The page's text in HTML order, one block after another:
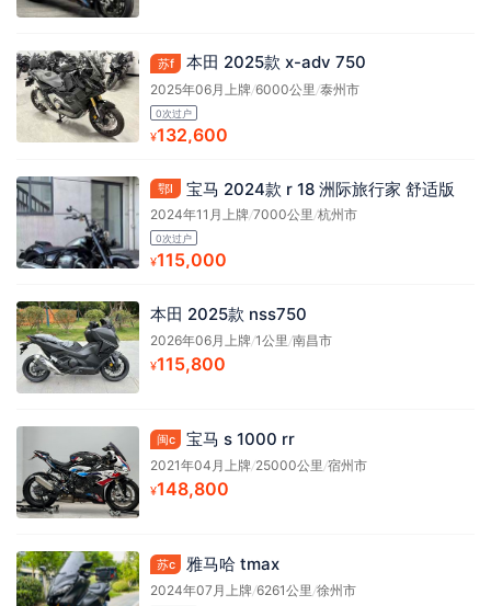
苏f 本田 2025款 x-adv 750
2025年06月上牌/6000公里 /泰州市
0次过户
¥132,600
鄂l 宝马 2024款 r 18 洲际旅行家 舒适版
2024年11月上牌/7000公里/杭州市
0次过户
¥115,000
本田 2025款 nss750
2026年06月上牌/1公里/南昌市
¥115,800
闽c 宝马 s 1000 rr
2021年04月上牌/25000公里/宿州市
¥148,800
苏c 雅马哈 tmax
2024年07月上牌/6261公里/徐州市